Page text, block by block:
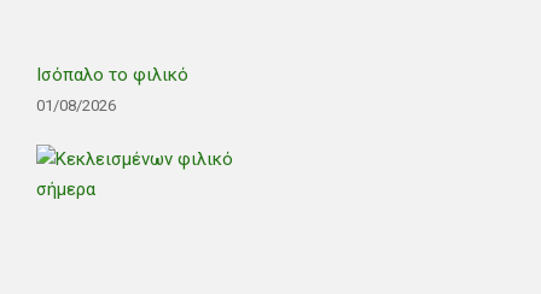
Ισόπαλο το φιλικό
01/08/2026